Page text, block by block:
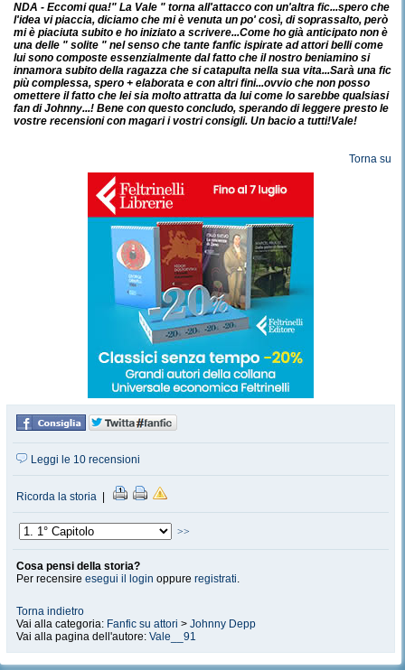
NDA - Eccomi qua!" La Vale " torna all'attacco con un'altra fic...spero che
l'idea vi piaccia, diciamo che mi è venuta un po' così, di soprassalto, però
mi è piaciuta subito e ho iniziato a scrivere...Come ho già anticipato non è
una delle " solite " nel senso che tante fanfic ispirate ad attori belli come
lui sono composte essenzialmente dal fatto che il nostro beniamino si
innamora subito della ragazza che si catapulta nella sua vita...Sarà una fic
più complessa, spero + elaborata e con altri fini...ovvio che non posso
omettere il fatto che lei sia molto attratta da lui come lo sarebbe qualsiasi
fan di Johnny...! Bene con questo concludo, sperando di leggere presto le
vostre recensioni con magari i vostri consigli. Un bacio a tutti!Vale!
Torna su
Leggi le 10 recensioni
Ricorda la storia
>>
Cosa pensi della storia?
Per recensire esegui il login oppure registrati.
Torna indietro
Vai alla categoria: Fanfic su attori > Johnny Depp
Vai alla pagina dell'autore: Vale__91